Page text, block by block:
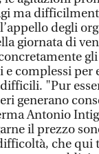
ma
degli
giornata di
complessi per
"Pur
generano
Antonio
il prezzo
che qui